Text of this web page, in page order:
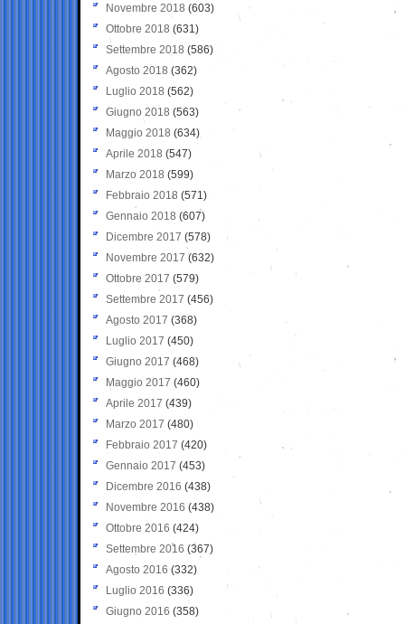
Novembre 2018 (603)
Ottobre 2018 (631)
Settembre 2018 (586)
Agosto 2018 (362)
Luglio 2018 (562)
Giugno 2018 (563)
Maggio 2018 (634)
Aprile 2018 (547)
Marzo 2018 (599)
Febbraio 2018 (571)
Gennaio 2018 (607)
Dicembre 2017 (578)
Novembre 2017 (632)
Ottobre 2017 (579)
Settembre 2017 (456)
Agosto 2017 (368)
Luglio 2017 (450)
Giugno 2017 (468)
Maggio 2017 (460)
Aprile 2017 (439)
Marzo 2017 (480)
Febbraio 2017 (420)
Gennaio 2017 (453)
Dicembre 2016 (438)
Novembre 2016 (438)
Ottobre 2016 (424)
Settembre 2016 (367)
Agosto 2016 (332)
Luglio 2016 (336)
Giugno 2016 (358)